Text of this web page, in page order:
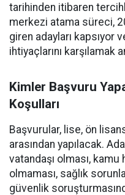
tarihinden itibaren
merkezi atama süreci,
giren adayları kapsıyor
ihtiyaçlarını
Kimler Başvuru
Koşulları
Başvurular, lise, ön
arasından yapılacak.
vatandaşı olması, kamu
olmaması, sağlık
güvenlik